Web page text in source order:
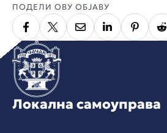
ПОДЕЛИ ОВУ ОБЈАВУ
Локална самоуправа